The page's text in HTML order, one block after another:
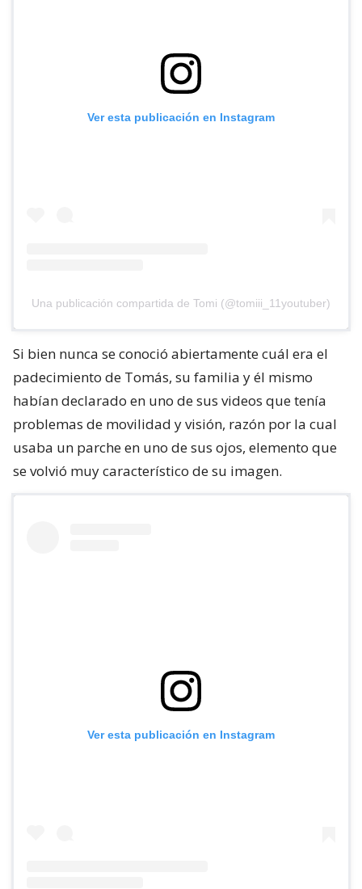
Ver esta publicación en Instagram
Una publicación compartida de Tomi (@tomiii_11youtuber)
Si bien nunca se conoció abiertamente cuál era el
padecimiento de Tomás, su familia y él mismo
habían declarado en uno de sus videos que tenía
problemas de movilidad y visión, razón por la cual
usaba un parche en uno de sus ojos, elemento que
se volvió muy característico de su imagen.
Ver esta publicación en Instagram